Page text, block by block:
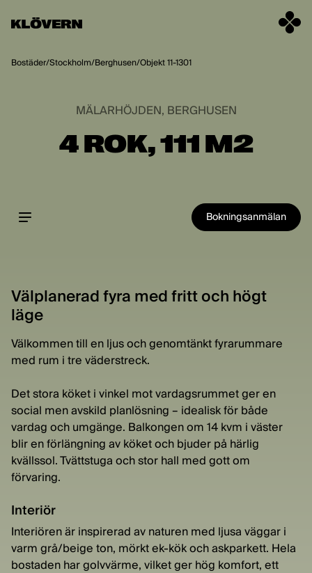
Bostäder/Stockholm/Berghusen/Objekt 11-1301
MÄLARHÖJDEN, BERGHUSEN
4 ROK, 111 M2
Bokningsanmälan
Välplanerad fyra med fritt och högt
läge
Välkommen till en ljus och genomtänkt fyrarummare
med rum i tre väderstreck.
Det stora köket i vinkel mot vardagsrummet ger en
social men avskild planlösning – idealisk för både
vardag och umgänge. Balkongen om 14 kvm i väster
blir en förlängning av köket och bjuder på härlig
kvällssol. Tvättstuga och stor hall med gott om
förvaring.
Interiör
Interiören är inspirerad av naturen med ljusa väggar i
varm grå/beige ton, mörkt ek-kök och askparkett. Hela
bostaden har golvvärme, vilket ger hög komfort, ett